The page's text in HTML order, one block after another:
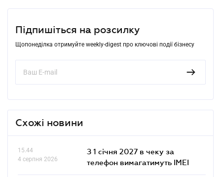
Підпишіться на розсилку
Щопонеділка отримуйте weekly-digest про ключові події бізнесу
Схожі новини
15.44
4 серпня 2026
З 1 січня 2027 в чеку за
телефон вимагатимуть IMEI